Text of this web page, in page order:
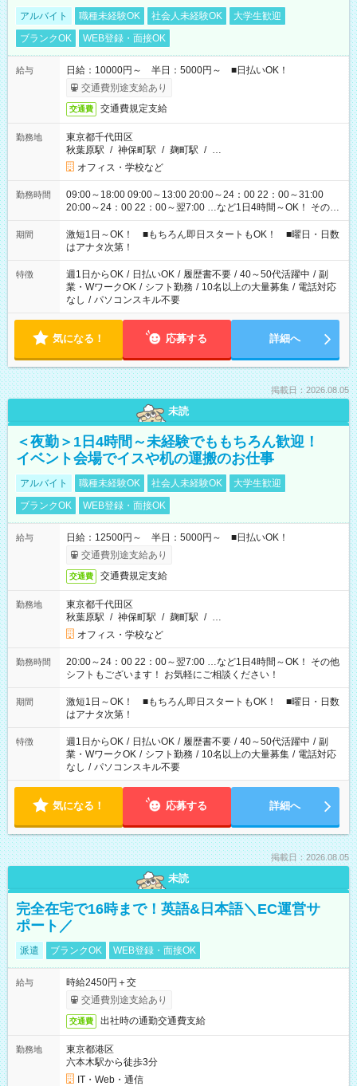
アルバイト 職種未経験OK 社会人未経験OK
大学生歓迎
ブランクOK
WEB登録・面接OK
給与
日給：10000円～ 半日：5000円～ ■日払いOK！
交通費別途支給あり
交通費 交通費規定支給
勤務地
東京都千代田区
秋葉原駅 / 神保町駅 / 麹町駅 / …
オフィス・学校など
勤務時間
09:00～18:00 09:00～13:00 20:00～24：00 22：00～31:00
20:00～24：00 22：00～翌7:00 …など1日4時間～OK！ その他
シフトもございます！ お気軽にご相談ください！
期間
激短1日～OK！ ■もちろん即日スタートもOK！ ■曜日・日数
はアナタ次第！
特徴 週1日からOK / 日払いOK / 履歴書不要 / 40～50代活躍中 / 副
業・WワークOK / シフト勤務 / 10名以上の大量募集 / 電話対応
なし / パソコンスキル不要
気になる！ 応募する 詳細へ
掲載日：2026.08.05
未読
＜夜勤＞1日4時間～未経験でももちろん歓迎！
イベント会場でイスや机の運搬のお仕事
アルバイト 職種未経験OK 社会人未経験OK
大学生歓迎
ブランクOK
WEB登録・面接OK
給与
日給：12500円～ 半日：5000円～ ■日払いOK！
交通費別途支給あり
交通費 交通費規定支給
勤務地
東京都千代田区
秋葉原駅 / 神保町駅 / 麹町駅 / …
オフィス・学校など
勤務時間
20:00～24：00 22：00～翌7:00 …など1日4時間～OK！ その他
シフトもございます！ お気軽にご相談ください！
期間
激短1日～OK！ ■もちろん即日スタートもOK！ ■曜日・日数
はアナタ次第！
特徴 週1日からOK / 日払いOK / 履歴書不要 / 40～50代活躍中 / 副
業・WワークOK / シフト勤務 / 10名以上の大量募集 / 電話対応
なし / パソコンスキル不要
気になる！ 応募する 詳細へ
掲載日：2026.08.05
未読
完全在宅で16時まで！英語&日本語＼EC運営サ
ポート／
派遣 ブランクOK WEB登録・面接OK
給与
時給2450円＋交
交通費別途支給あり
交通費 出社時の通勤交通費支給
勤務地
東京都港区
六本木駅から徒歩3分
IT・Web・通信